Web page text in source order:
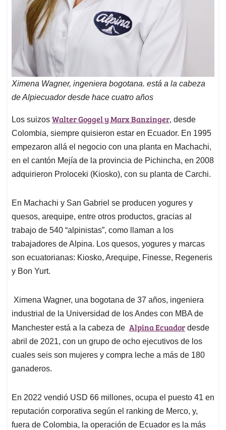
Ximena Wagner, ingeniera bogotana. está a la cabeza
de Alpiecuador desde hace cuatro años
Los suizos Walter Goggel y Marx Banzinger, desde
Colombia, siempre quisieron estar en Ecuador. En 1995
empezaron allá el negocio con una planta en Machachi,
en el cantón Mejía de la provincia de Pichincha, en 2008
adquirieron Proloceki (Kiosko), con su planta de Carchi.
En Machachi y San Gabriel se producen yogures y
quesos, arequipe, entre otros productos, gracias al
trabajo de 540 “alpinistas”, como llaman a los
trabajadores de Alpina. Los quesos, yogures y marcas
son ecuatorianas: Kiosko, Arequipe, Finesse, Regeneris
y Bon Yurt.
Ximena Wagner, una bogotana de 37 años, ingeniera
industrial de la Universidad de los Andes con MBA de
Manchester está a la cabeza de Alpina Ecuador desde
abril de 2021, con un grupo de ocho ejecutivos de los
cuales seis son mujeres y compra leche a más de 180
ganaderos.
En 2022 vendió USD 66 millones, ocupa el puesto 41 en
reputación corporativa según el ranking de Merco, y,
fuera de Colombia, la operación de Ecuador es la más